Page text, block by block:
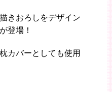
きおろしをデザイン
登場！
カバーとしても使用